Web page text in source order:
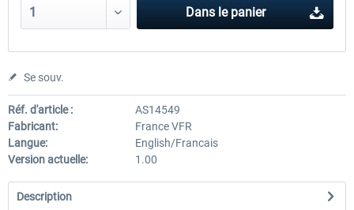
Dans le panier
Se souv.
Réf. d'article :
AS14549
Fabricant:
France VFR
Langue:
English/Francais
Version actuelle:
1.00
Description